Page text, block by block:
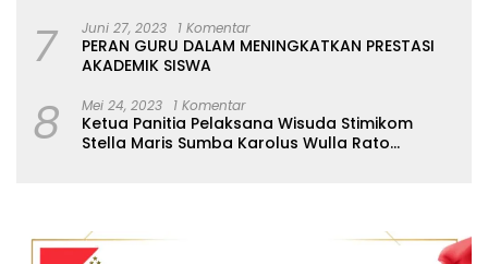
7 Juni 27, 2023 1 Komentar
PERAN GURU DALAM MENINGKATKAN PRESTASI
AKADEMIK SISWA
8 Mei 24, 2023 1 Komentar
Ketua Panitia Pelaksana Wisuda Stimikom
Stella Maris Sumba Karolus Wulla Rato